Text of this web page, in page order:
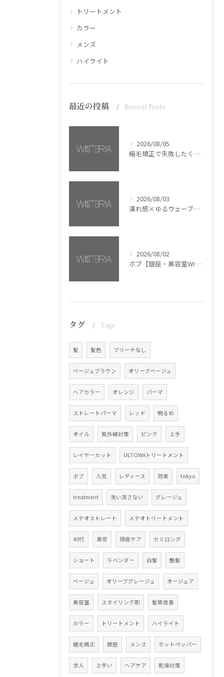
トリートメント
カラー
メンズ
ハイライト
最近の投稿 Recent Posts
2026/08/05
縮毛矯正で失敗したくない方へ【銀座・美容室WISTERIA】
2026/08/03
濡れ感×ゆるウェーブミディアム【銀座・美容室WISTERIA】
2026/08/02
ボブ【銀座・美容室WISTERIA】
タグ Tags
髪 髪色 ブリーチなし
ベージュブラウン オリーブベージュ
ヘアカラー オレンジ パーマ
ストレートパーマ レッド 明るめ
オイル 紫外線対策 ピンク 上手
レイヤーカット ULTOWAトリートメント
ボブ 人気 レディース 効果 tokyo
treatment 洗い流さない グレージュ
メテオストレート メテオトリートメント
40代 東京 頭皮ケア セミロング
ショート ラベンダー 白髪 艶髪
ベージュ オリーブグレージュ オージュア
美容室 スタイリング剤 髪質改善
カラー トリートメント ハイライト
縮毛矯正 銀座 メンズ ホットペッパー
求人 上手い ヘアケア 乾燥対策